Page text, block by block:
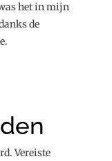
het in mijn
de
Vereiste